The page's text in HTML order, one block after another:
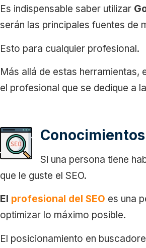
Es indispensable saber utilizar
serán las principales fuentes de
Esto para cualquier profesional.
Más allá de estas herramientas,
el profesional que se dedique a
Conocimientos
Si una persona tiene
que le guste el SEO.
El profesional del SEO es una
optimizar lo máximo posible.
El posicionamiento en